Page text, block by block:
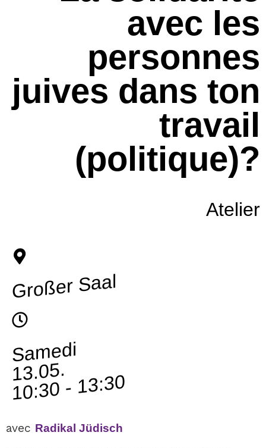
avec les
personnes
juives dans ton
travail
(politique)?
Atelier
Großer Saal
Samedi
13.05.
10:30 - 13:30
avec Radikal Jüdisch